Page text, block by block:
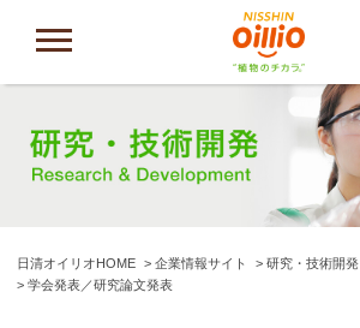
日清オイリオHOME 企業情報サイト
研究・技術開発
学会発表／研究論文発表